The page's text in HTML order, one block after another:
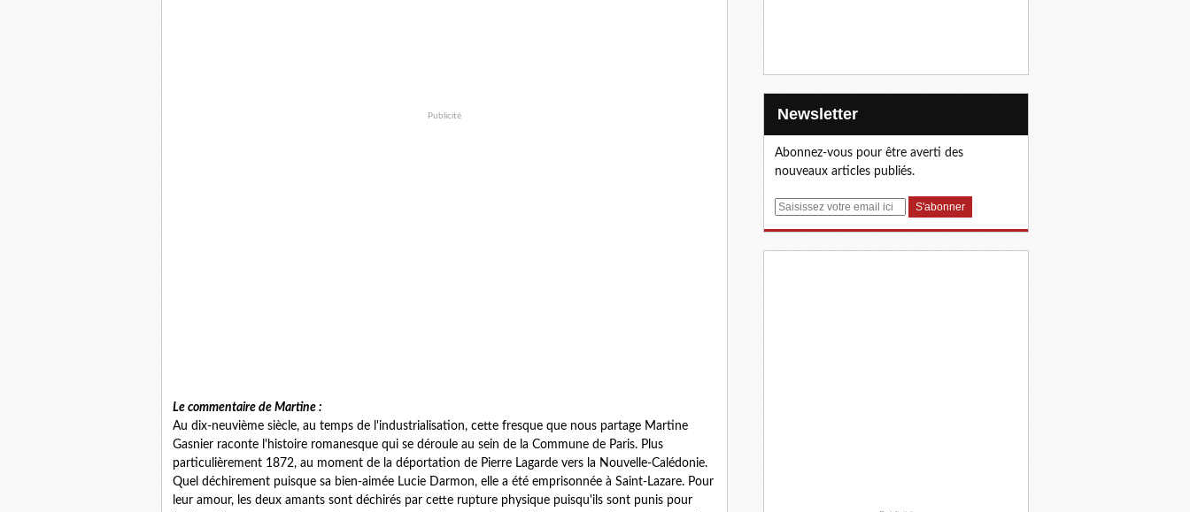
Publicité
Le commentaire de Martine :
Au dix-neuvième siècle, au temps de l'industrialisation, cette fresque que nous partage Martine
Gasnier raconte l'histoire romanesque qui se déroule au sein de la Commune de Paris. Plus
particulièrement 1872, au moment de la déportation de Pierre Lagarde vers la Nouvelle-Calédonie.
Quel déchirement puisque sa bien-aimée Lucie Darmon, elle a été emprisonnée à Saint-Lazare. Pour
leur amour, les deux amants sont déchirés par cette rupture physique puisqu'ils sont punis pour
Newsletter
Abonnez-vous pour être averti des
nouveaux articles publiés.
E